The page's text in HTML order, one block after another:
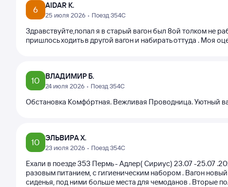
6 AIDAR K.
25 июля 2026 • Поезд 354С
Здравствуйте,попал я в старый вагон был 8ой толком не
пришлось ходить в другой вагон и набирать оттуда . Моя
10 ВЛАДИМИР Б.
24 июля 2026 • Поезд 354С
Обстановка Комфóртная. Вежливая Проводница. Уютный
10 ЭЛЬВИРА Х.
23 июля 2026 • Поезд 354С
Ехали в поезде 353 Пермь - Адлер( Сириус) 23.07 -25.07
разовым питанием, с гигиеническим набором . Вагон
сиденья, под ними больше места для чемоданов . Вторые